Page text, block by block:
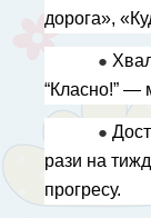
дорога»,
●
“Класно!” —
●
рази на
прогресу.